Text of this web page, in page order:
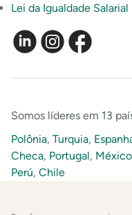
Lei da Igualdade Salarial
Somos líderes em 13
Polônia, Turquia,
Checa, Portugal, México
Perú, Chile